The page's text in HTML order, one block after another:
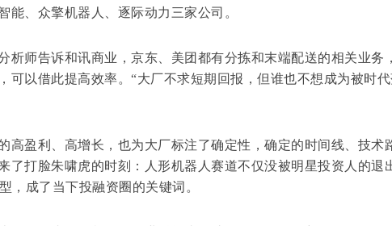
能、众擎机器人、逐际动力三家公司。
师告诉和讯商业，京东、美团都有分拣和末端配送的相关业务
可以借此提高效率。“大厂不求短期回报，但谁也不想成为被时
盈利、高增长，也为大厂标注了确定性，确定的时间线、技术
了打脸朱啸虎的时刻：人形机器人赛道不仅没被明星投资人的退
，成了当下投融资圈的关键词。